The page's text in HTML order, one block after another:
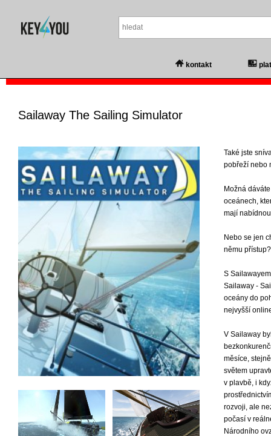
kontakt
Sailaway The Sailing Simulator
Také jste
pobřeží nebo
Možná
oceánech,
mají
Nebo se jen
němu přístup?
S
Sailaway -
oceány do
nejvyšší
V Sailaway
měsíce,
světem
v plavbě, i
rozvoji, ale
počasí v
Národního